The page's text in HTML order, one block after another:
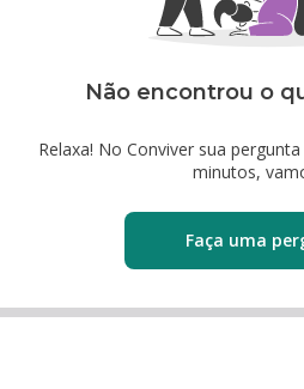
Não encontrou o
Relaxa! No Conviver sua
minutos,
Faça uma